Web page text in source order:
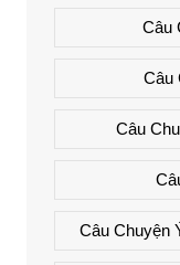
Câu
Câu
Câu
Câu Chuyện